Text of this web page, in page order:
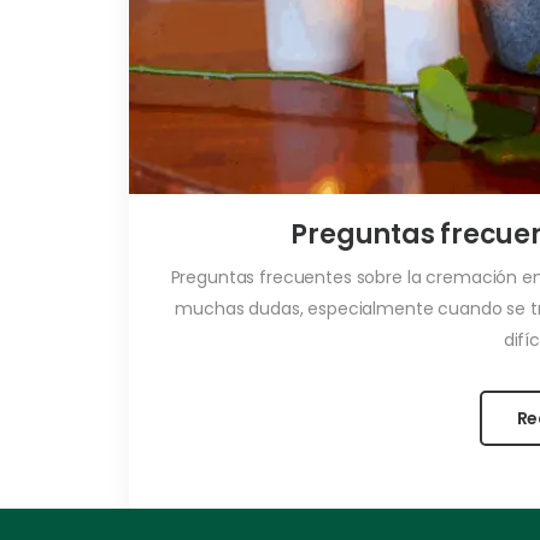
Preguntas
Preguntas frecuentes sobre la cremación
muchas dudas, especialmente cuando